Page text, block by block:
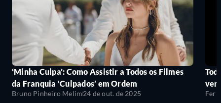
‘Minha Culpa’: Como Assistir a Todos os Filmes
da Franquia ‘Culpados’ em Ordem
Bruno Pinheiro Melim24 de out. de 2025
ver